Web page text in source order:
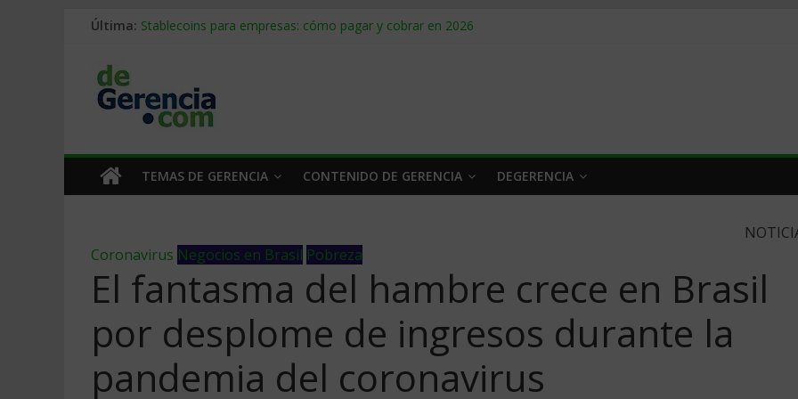
Última: Stablecoins para empresas: cómo pagar y cobrar en 2026
Trabajo forzoso en la cadena de suministro: qué hacer
Mercado hispano de EE. UU.: cómo segmentarlo y venderle
TEMAS DE GERENCIA CONTENIDO DE GERENCIA DEGERENCIA
Coronavirus Negocios en Brasil Pobreza
El fantasma del hambre crece en Brasil
por desplome de ingresos durante la
pandemia del coronavirus